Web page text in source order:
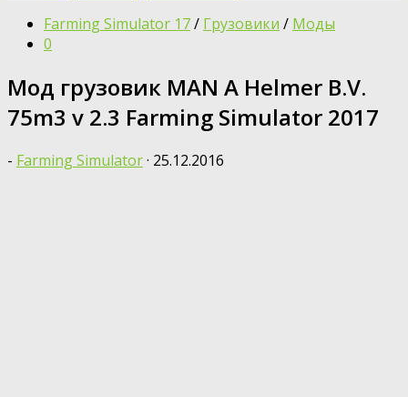
Farming Simulator 17/ Грузовики / Моды
0
Мод грузовик MAN A Helmer B.V.
75m3 v 2.3 Farming Simulator 2017
- Farming Simulator· 25.12.2016